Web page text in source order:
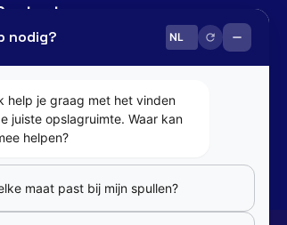
0800 82 181
Us
nodig?
help je graag met het vinden
juiste opslagruimte. Waar kan
helpen?
maat past bij mijn spullen?